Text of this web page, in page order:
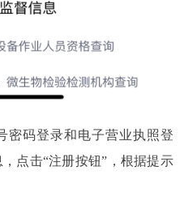
密码登录和电子营业执照登
点击“注册按钮”，根据提示